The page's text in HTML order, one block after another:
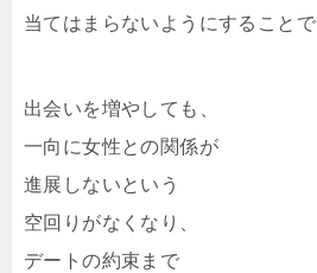
当てはまらないようにすることで
出会いを増やしても、
一向に女性との関係が
進展しないという
空回りがなくなり、
デートの約束まで